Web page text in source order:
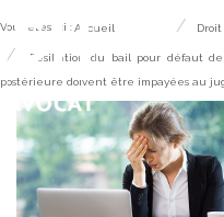
Vous êtes ici :Accueil Droit
Résiliation du bail pour défaut
postérieure doivent être impayées au